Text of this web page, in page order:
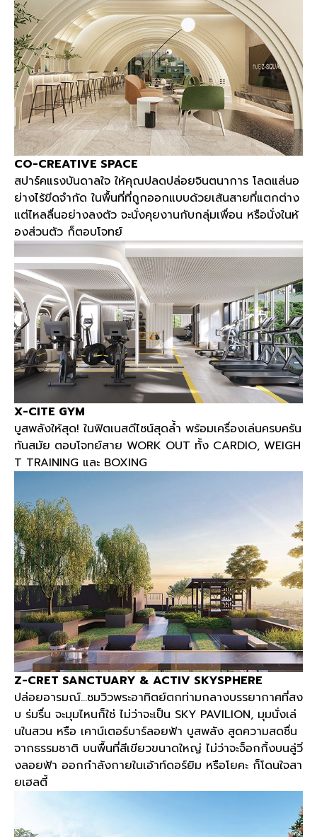
CO-CREATIVE SPACE
สปาร์คแรงบันดาลใจ ให้คุณปลดปล่อยจินตนาการ โลดแล่นอ
ย่างไร้ขีดจำกัด ในพื้นที่ที่ถูกออกแบบด้วยเส้นสายที่แตกต่าง
แต่ไหลลื่นอย่างลงตัว จะนั่งคุยงานกับกลุ่มเพื่อน หรือนั่งในห้
องส่วนตัว ก็ตอบโจทย์
X-CITE GYM
บูสพลังให้สุด!ในฟิตเนสดีไซน์สุดล้ำ พร้อมเครื่องเล่นครบครัน
ทันสมัย ตอบโจทย์สาย WORK OUT ทั้ง CARDIO, WEIGH
T TRAINING และ BOXING
Z-CRET SANCTUARY & ACTIV SKYSPHERE
ปล่อยอารมณ์…ชมวิวพระอาทิตย์ตกท่ามกลางบรรยากาศที่สง
บ ร่มรื่น จะมุมไหนก็ใช่ ไม่ว่าจะเป็น SKY PAVILION, มุมนั่งเล่
นในสวน หรือ เคาน์เตอร์บาร์ลอยฟ้า บูสพลัง สูดความสดชื่น
จากธรรมชาติ บนพื้นที่สีเขียวขนาดใหญ่ ไม่ว่าจะจ็อกกิ้งบนลู่วิ่
งลอยฟ้า ออกกำลังกายในเอ้าท์ดอร์ยิม หรือโยคะ ก็โดนใจสา
ยเฮลตี้